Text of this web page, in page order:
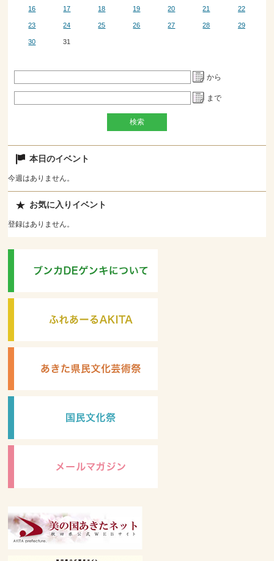
16 17 18 19 20 21 22
23 24 25 26 27 28 29
30 31
から
まで
本日のイベント
今週はありません。
お気に入りイベント
登録はありません。